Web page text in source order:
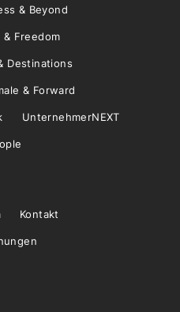
& Beyond
& Freedom
Destinations
& Forward
UnternehmerNEXT
Kontakt